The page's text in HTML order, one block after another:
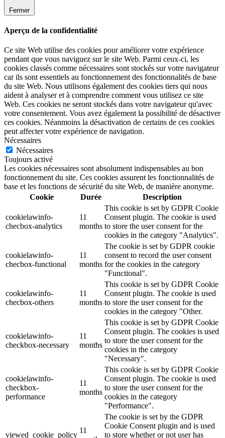
Fermer
Aperçu de la confidentialité
Ce site Web utilise des cookies pour améliorer votre expérience
pendant que vous naviguez sur le site Web. Parmi ceux-ci, les
cookies classés comme nécessaires sont stockés sur votre navigateur
car ils sont essentiels au fonctionnement des fonctionnalités de base
du site Web. Nous utilisons également des cookies tiers qui nous
aident à analyser et à comprendre comment vous utilisez ce site
Web. Ces cookies ne seront stockés dans votre navigateur qu'avec
votre consentement. Vous avez également la possibilité de désactiver
ces cookies. Néanmoins la désactivation de certains de ces cookies
peut affecter votre expérience de navigation.
Nécessaires
Nécessaires
Toujours activé
Les cookies nécessaires sont absolument indispensables au bon
fonctionnement du site. Ces cookies assurent les fonctionnalités de
base et les fonctions de sécurité du site Web, de manière anonyme.
Cookie
Durée Description
cookielawinfo-
checbox-analytics
11
months
This cookie is set by GDPR Cookie
Consent plugin. The cookie is used
to store the user consent for the
cookies in the category "Analytics".
cookielawinfo-
checbox-functional
11
months
The cookie is set by GDPR cookie
consent to record the user consent
for the cookies in the category
"Functional".
cookielawinfo-
checbox-others
11
months
This cookie is set by GDPR Cookie
Consent plugin. The cookie is used
to store the user consent for the
cookies in the category "Other.
cookielawinfo-
checkbox-necessary
11
months
This cookie is set by GDPR Cookie
Consent plugin. The cookies is used
to store the user consent for the
cookies in the category
"Necessary".
cookielawinfo-
checkbox-
performance
11
months
This cookie is set by GDPR Cookie
Consent plugin. The cookie is used
to store the user consent for the
cookies in the category
"Performance".
viewed_cookie_policy
11
The cookie is set by the GDPR
Cookie Consent plugin and is used
to store whether or not user has